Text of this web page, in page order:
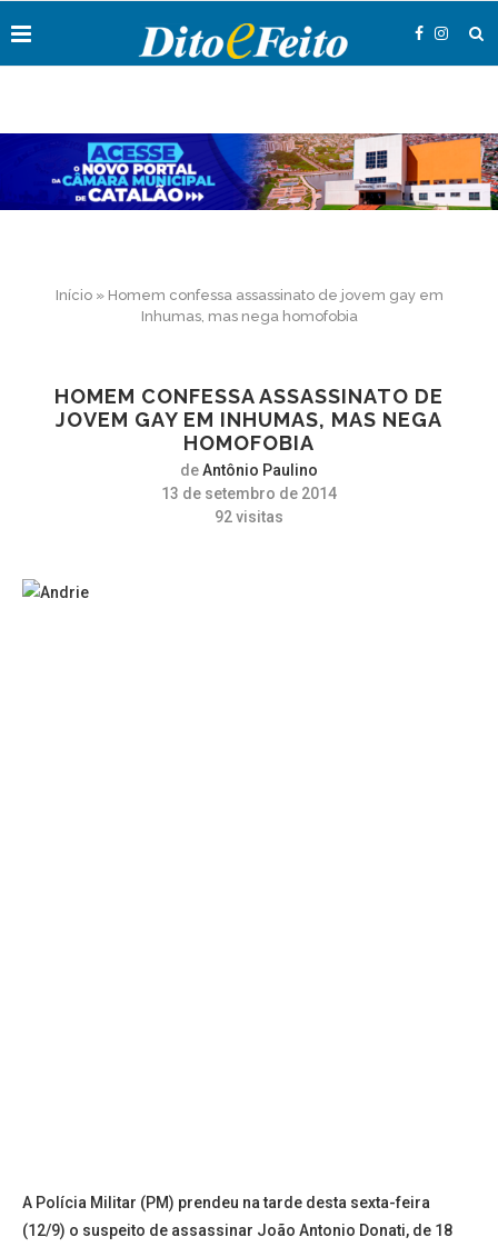
Início» Homem confessa assassinato de jovem gay em
Inhumas, mas nega homofobia
HOMEM CONFESSA ASSASSINATO DE
JOVEM GAY EM INHUMAS, MAS NEGA
HOMOFOBIA
deAntônio Paulino
13 de setembro de 2014
92visitas
A Polícia Militar (PM) prendeu na tarde desta sexta-feira
(12/9) o suspeito de assassinar João Antonio Donati, de 18